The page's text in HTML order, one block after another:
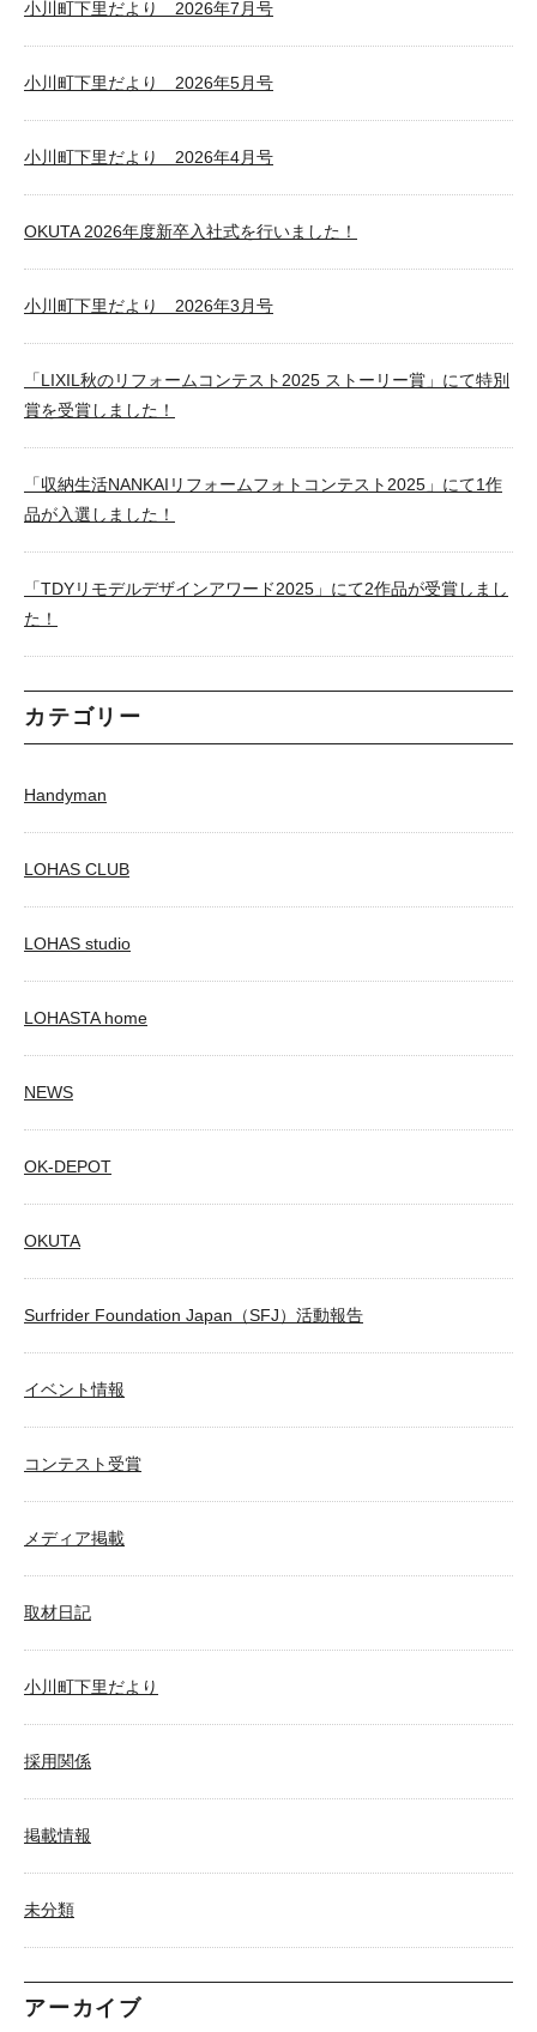
小川町下里だより 2026年7月号
小川町下里だより 2026年5月号
小川町下里だより 2026年4月号
OKUTA 2026年度新卒入社式を行いました！
小川町下里だより 2026年3月号
「LIXIL秋のリフォームコンテスト2025 ストーリー賞」にて特別
賞を受賞しました！
「収納生活NANKAIリフォームフォトコンテスト2025」にて1作
品が入選しました！
「TDYリモデルデザインアワード2025」にて2作品が受賞しまし
た！
カテゴリー
Handyman
LOHAS CLUB
LOHAS studio
LOHASTA home
NEWS
OK-DEPOT
OKUTA
Surfrider Foundation Japan（SFJ）活動報告
イベント情報
コンテスト受賞
メディア掲載
取材日記
小川町下里だより
採用関係
掲載情報
未分類
アーカイブ